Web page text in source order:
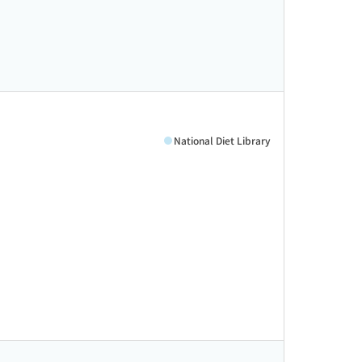
National Diet Library